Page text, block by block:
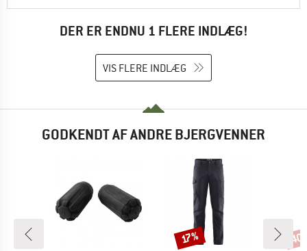
DER ER ENDNU 1 FLERE INDLÆG!
VIS FLERE INDLÆG
GODKENDT AF ANDRE BJERGVENNER
Rabat
17%